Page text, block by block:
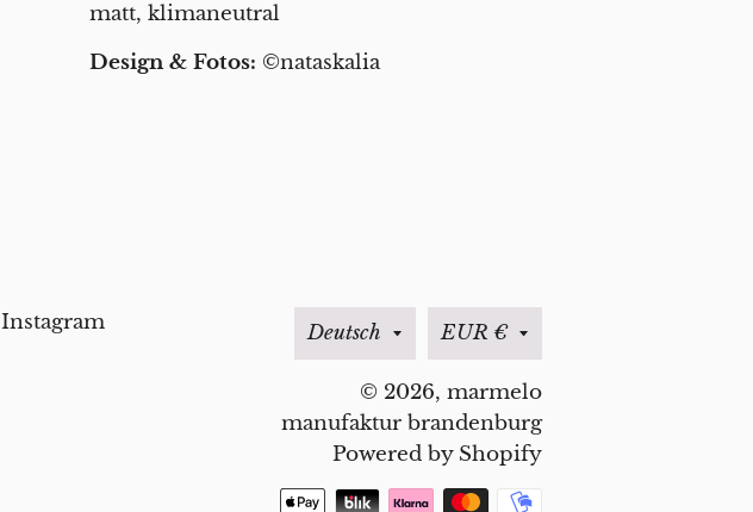
matt, klimaneutral
Design & Fotos: ©nataskalia
Instagram Sprache
Deutsch Währung
EUR €
© 2026, marmelo
manufaktur brandenburg
Powered by Shopify